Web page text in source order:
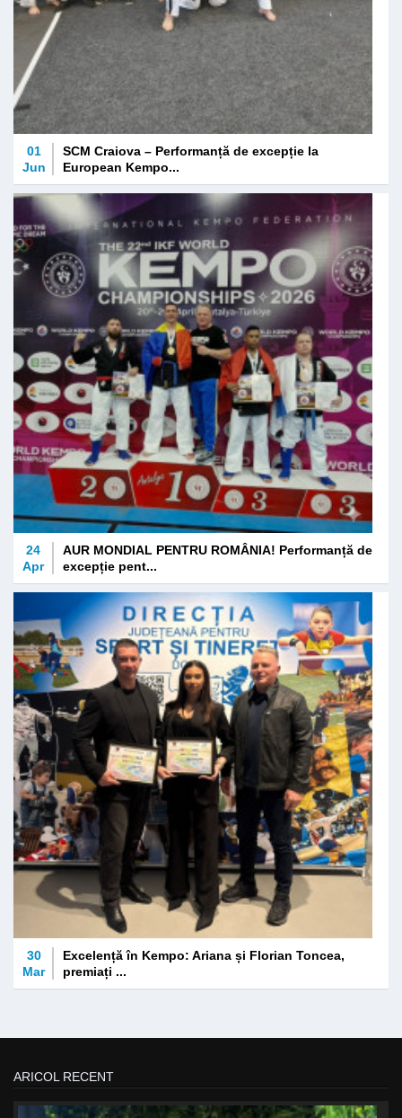
01
Jun
SCM Craiova – Performanță de excepție la
European Kempo...
24
Apr
AUR MONDIAL PENTRU ROMÂNIA! Performanță de
excepție pent...
30
Mar
Excelență în Kempo: Ariana și Florian Toncea,
premiați ...
ARICOL RECENT